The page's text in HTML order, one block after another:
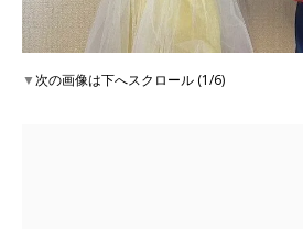
▼次の画像は下へスクロール (1/6)